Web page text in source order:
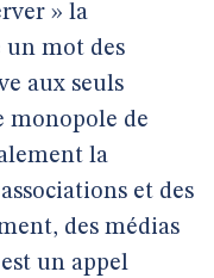
» la
un mot des
aux seuls
monopole de
la
et des
des médias
un appel